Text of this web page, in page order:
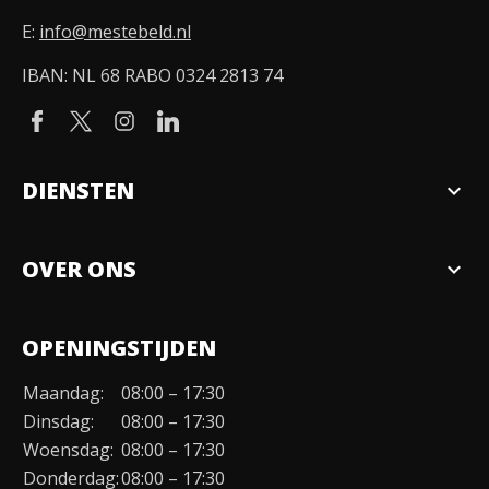
E: info@mestebeld.nl
IBAN: NL 68 RABO 0324 2813 74
DIENSTEN expand_more
OVER ONS expand_more
Organisatie
Duurzaamheid
Werken bij
OPENINGSTIJDEN
Maandag:
08:00 – 17:30
Dinsdag:
08:00 – 17:30
Woensdag: 08:00 – 17:30
Donderdag:08:00 – 17:30